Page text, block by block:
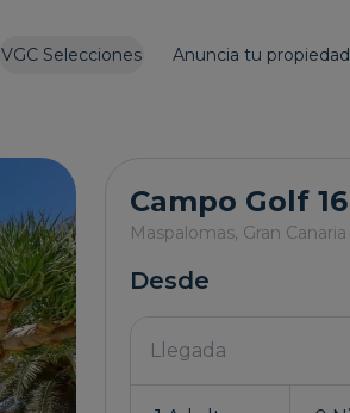
VGC Selecciones Anuncia tu propiedad
Campo Golf 16
Maspalomas, Gran Canaria
Desde